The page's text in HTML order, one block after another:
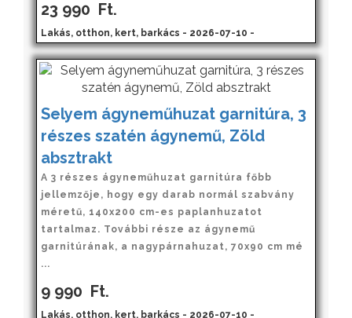
23 990 Ft.
Lakás, otthon, kert, barkács - 2026-07-10 -
Selyem ágyneműhuzat garnitúra, 3
részes szatén ágynemű, Zöld
absztrakt
A 3 részes ágyneműhuzat garnitúra főbb
jellemzője, hogy egy darab normál szabvány
méretű, 140x200 cm-es paplanhuzatot
tartalmaz. További része az ágynemű
garnitúrának, a nagypárnahuzat, 70x90 cm mé
...
9 990 Ft.
Lakás, otthon, kert, barkács - 2026-07-10 -